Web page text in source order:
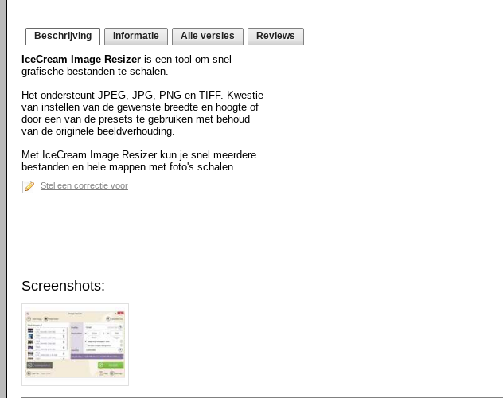
Beschrijving Informatie Alle versies Reviews
IceCream Image Resizer is een tool om snel
grafische bestanden te schalen.
Het ondersteunt JPEG, JPG, PNG en TIFF. Kwestie
van instellen van de gewenste breedte en hoogte of
door een van de presets te gebruiken met behoud
van de originele beeldverhouding.
Met IceCream Image Resizer kun je snel meerdere
bestanden en hele mappen met foto's schalen.
Stel een correctie voor
Screenshots: